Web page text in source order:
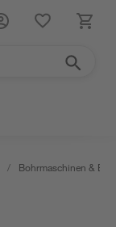
/ Bohrmaschinen &